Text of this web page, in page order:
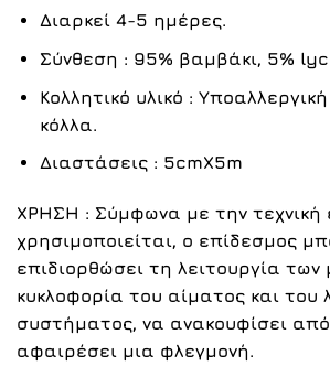
Διαρκεί 4-5 ημέρες.
Σύνθεση : 95% βαμβάκι, 5%
Κολλητικό υλικό :
κόλλα.
Διαστάσεις : 5cmX5m
ΧΡΗΣΗ : Σύμφωνα με την
χρησιμοποιείται, ο επίδεσμος
επιδιορθώσει τη λειτουργία των
κυκλοφορία του αίματος και του
συστήματος, να ανακουφίσει
αφαιρέσει μια φλεγμονή.